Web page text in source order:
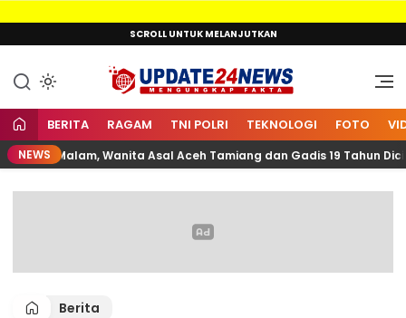
ke
SCROLL UNTUK MELANJUTKAN
Update24News.id
Mengungkap Fakta
BERITA RAGAM TNI POLRI TEKNOLOGI FOTO
NEWS
Malam, Wanita Asal Aceh Tamiang dan Gadis 19 Tahun
Berita